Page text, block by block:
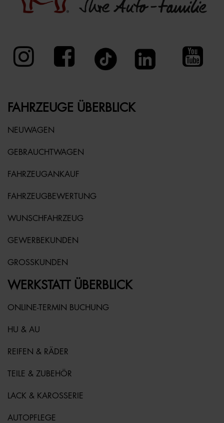
FAHRZEUGE ÜBERBLICK
NEUWAGEN
GEBRAUCHTWAGEN
FAHRZEUGANKAUF
FAHRZEUGBEWERTUNG
WUNSCHFAHRZEUG
GEWERBEKUNDEN
GROSSKUNDEN
WERKSTATT ÜBERBLICK
ONLINE-TERMIN BUCHUNG
HU & AU
REIFEN & RÄDER
TEILE & ZUBEHÖR
LACK & KAROSSERIE
AUTOPFLEGE